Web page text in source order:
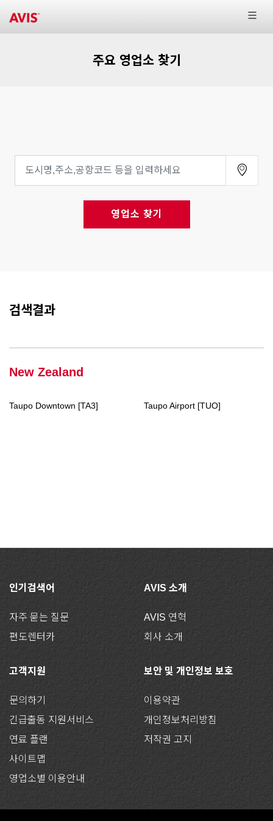
주요 영업소 찾기
영업소 찾기
검색결과
New Zealand
Taupo Downtown [TA3] Taupo Airport [TUO]
인기검색어
자주 묻는 질문
편도렌터카
AVIS 소개
AVIS 연혁
회사 소개
고객지원
문의하기
긴급출동 지원서비스
연료 플랜
사이트맵
영업소별 이용안내
보안 및 개인정보 보호
이용약관
개인정보처리방침
저작권 고지